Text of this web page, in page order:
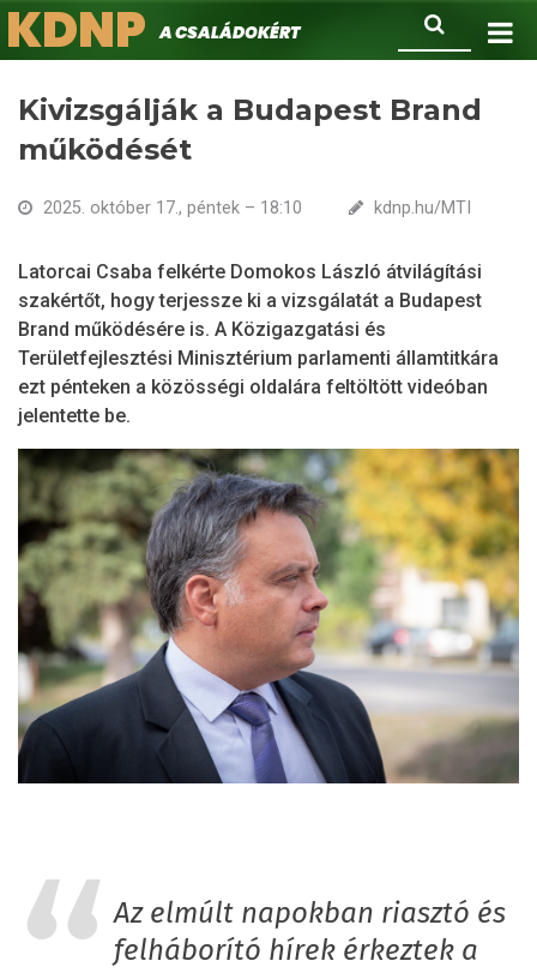
Ugrás
a
Keresés
KDNPA családokért.
Kivizsgálják a Budapest Brand
működését
2025. október 17., péntek – 18:10 kdnp.hu/MTI
Latorcai Csaba felkérte Domokos László átvilágítási
szakértőt, hogy terjessze ki a vizsgálatát a Budapest
Brand működésére is. A Közigazgatási és
Területfejlesztési Minisztérium parlamenti államtitkára
ezt pénteken a közösségi oldalára feltöltött videóban
jelentette be.
Az elmúlt napokban riasztó és
felháborító hírek érkeztek a